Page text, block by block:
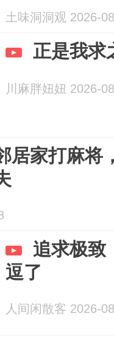
土味洞洞观 2026-
正是我求
川麻胖妞妞 2026-
居家打麻将
追求极致
逗了
人间闲散客 2026-